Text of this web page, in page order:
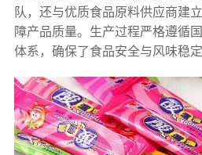
队，还与优质食品原料供应商建
障产品质量。生产过程严格遵循
体系，确保了食品安全与风味稳定